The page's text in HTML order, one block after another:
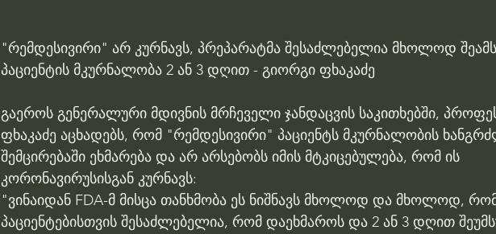
"რემდესივირი" არ კურნავს, პრეპარატმა შესაძლებელია მხოლოდ
პაციენტის მკურნალობა 2 ან 3 დღით - გიორგი ფხაკაძე
გაეროს გენერალური მდივნის მრჩეველი ჯანდაცვის საკითხებში,
ფხაკაძე აცხადებს, რომ "რემდესივირი" პაციენტს მკურნალობის
შემცირებაში ეხმარება და არ არსებობს იმის მტკიცებულება, რომ ის
კორონავირუსისგან კურნავს:
"ვინაიდან FDA-მ მისცა თანხმობა ეს ნიშნავს მხოლოდ და მხოლოდ, რომ
პაციენტებისთვის შესაძლებელია, რომ დაეხმაროს და 2 ან 3 დღით